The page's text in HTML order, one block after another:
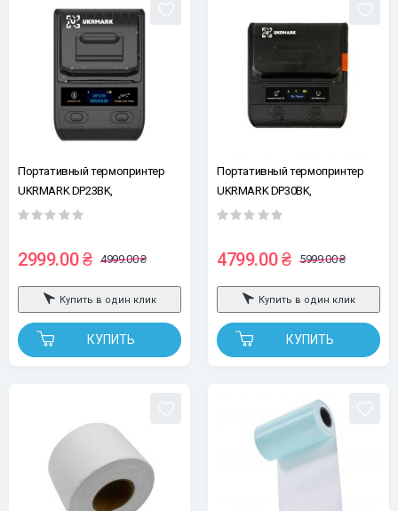
Портативный термопринтер
UKRMARK DP23BK,
USB/Bluetooth, рулоны 15-58
черный. Печать на термобумаге
и полимерных этикетках.
2999.00 ₴ 4999.00 ₴
КУПИТЬ
Купить в один клик
Портативный термопринтер
UKRMARK DP30BK,
USB/Bluetooth, рулоны 20-75
черный. Печать на термобумаге
и полимерных этикетках
4799.00 ₴ 5999.00 ₴
КУПИТЬ
Купить в один клик